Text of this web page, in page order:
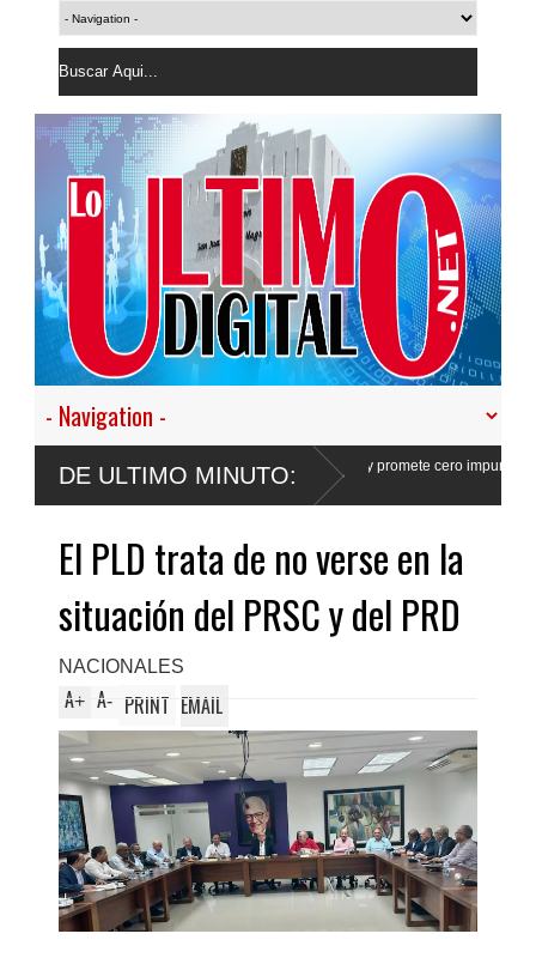
DE ULTIMO MINUTO:
empeño de transformar la Policía”, y promete cero impunidad ante
El PLD trata de no verse en la
situación del PRSC y del PRD
NACIONALES
A+ A- PRINT EMAIL